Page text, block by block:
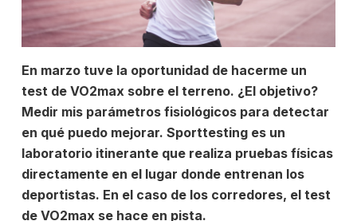
En marzo tuve la oportunidad de hacerme un
test de VO2max sobre el terreno. ¿El objetivo?
Medir mis parámetros fisiológicos para detectar
en qué puedo mejorar. Sporttesting es un
laboratorio itinerante que realiza pruebas físicas
directamente en el lugar donde entrenan los
deportistas. En el caso de los corredores, el test
de VO2max se hace en pista.